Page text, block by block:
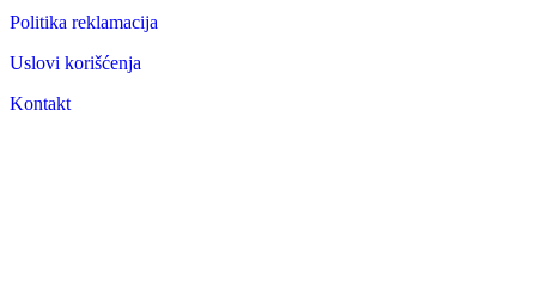
Politika reklamacija
Uslovi korišćenja
Kontakt